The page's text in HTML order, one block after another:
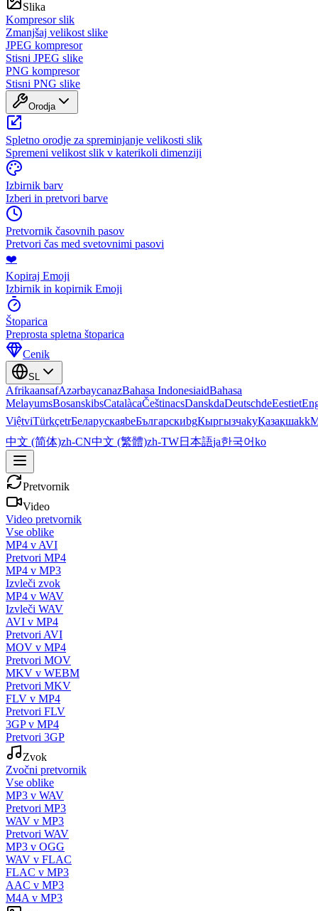
Slika
Kompresor slik
Zmanjšaj velikost slike
JPEG kompresor
Stisni JPEG slike
PNG kompresor
Stisni PNG slike
Orodja
Spletno orodje za spreminjanje velikosti slik
Spremeni velikost slik v katerikoli dimenziji
Izbirnik barv
Izberi in pretvori barve
Pretvornik časovnih pasov
Pretvori čas med svetovnimi pasovi
❤️
Kopiraj Emoji
Izbirnik in kopirnik Emoji
Štoparica
Preprosta spletna štoparica
Cenik
SL
AfrikaansafAzərbaycanazBahasa IndonesiaidBahasa
MelayumsBosanskibsCatalàcaČeštinacsDanskdaDeutschdeEestiet
ViệtviTürkçetrБеларускаяbeБългарскиbgКыргызчаkyҚазақшаkk
中文 (简体)zh-CN中文 (繁體)zh-TW日本語ja한국어ko
Pretvornik
Video
Video pretvornik
Vse oblike
MP4 v AVI
Pretvori MP4
MP4 v MP3
Izvleči zvok
MP4 v WAV
Izvleči WAV
AVI v MP4
Pretvori AVI
MOV v MP4
Pretvori MOV
MKV v WEBM
Pretvori MKV
FLV v MP4
Pretvori FLV
3GP v MP4
Pretvori 3GP
Zvok
Zvočni pretvornik
Vse oblike
MP3 v WAV
Pretvori MP3
WAV v MP3
Pretvori WAV
MP3 v OGG
WAV v FLAC
FLAC v MP3
AAC v MP3
M4A v MP3